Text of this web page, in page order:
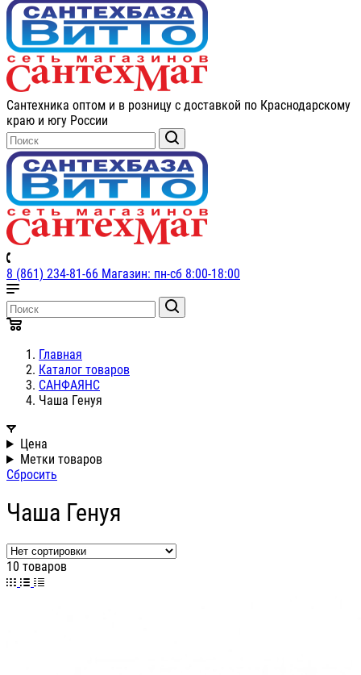
Сантехника оптом и в розницу с доставкой по Краснодарскому
краю и югу России
8 (861) 234-81-66 Магазин: пн-сб 8:00-18:00
Главная
Каталог товаров
САНФАЯНС
Чаша Генуя
Цена
Метки товаров
Сбросить
Чаша Генуя
10 товаров